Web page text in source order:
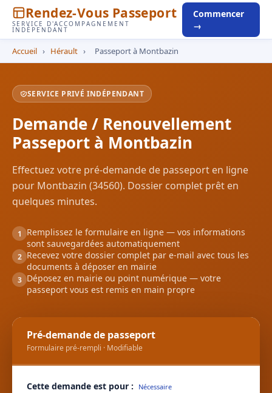
Rendez-Vous Passeport
SERVICE D'ACCOMPAGNEMENT
INDÉPENDANT
Commencer
→
Accueil › Hérault › Passeport à Montbazin
SERVICE PRIVÉ INDÉPENDANT
Demande / Renouvellement
Passeport à Montbazin
Effectuez votre pré-demande de passeport en ligne
pour Montbazin (34560). Dossier complet prêt en
quelques minutes.
1
Remplissez le formulaire en ligne — vos informations
sont sauvegardées automatiquement
2 Recevez votre dossier complet par e-mail avec tous les
documents à déposer en mairie
3 Déposez en mairie ou point numérique — votre
passeport vous est remis en main propre
Pré-demande de passeport
Formulaire pré-rempli · Modifiable
Cette demande est pour : Nécessaire